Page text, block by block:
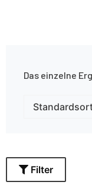
Das einzelne
Filter